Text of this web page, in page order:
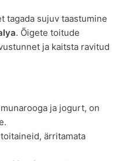
tagada sujuv taastumine
. Õigete toitude
ja kaitsta ravitud
ja jogurt, on
ärritamata